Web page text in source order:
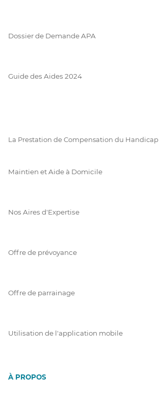
Dossier de Demande APA
Guide des Aides 2024
La Prestation de Compensation du Handicap
Maintien et Aide à Domicile
Nos Aires d'Expertise
Offre de prévoyance
Offre de parrainage
Utilisation de l'application mobile
À PROPOS